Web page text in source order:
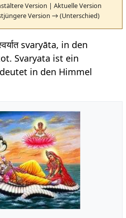
Version | Aktuelle Version
Version → (Unterschied)
svaryāta, in den
Svaryata ist ein
in den Himmel